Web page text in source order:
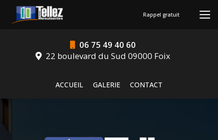
contenu
06 75 49 40 60
22 boulevard du Sud 09000 Foix
ACCUEIL
GALERIE CONTACT
Rappel gratuit